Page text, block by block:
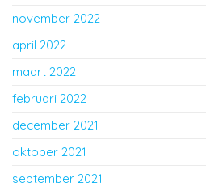
november 2022
april 2022
maart 2022
februari 2022
december 2021
oktober 2021
september 2021